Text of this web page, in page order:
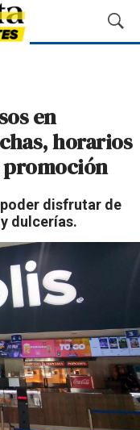
M
o
B
q
u
en
horarios
promoción
disfrutar de
dulcerías.